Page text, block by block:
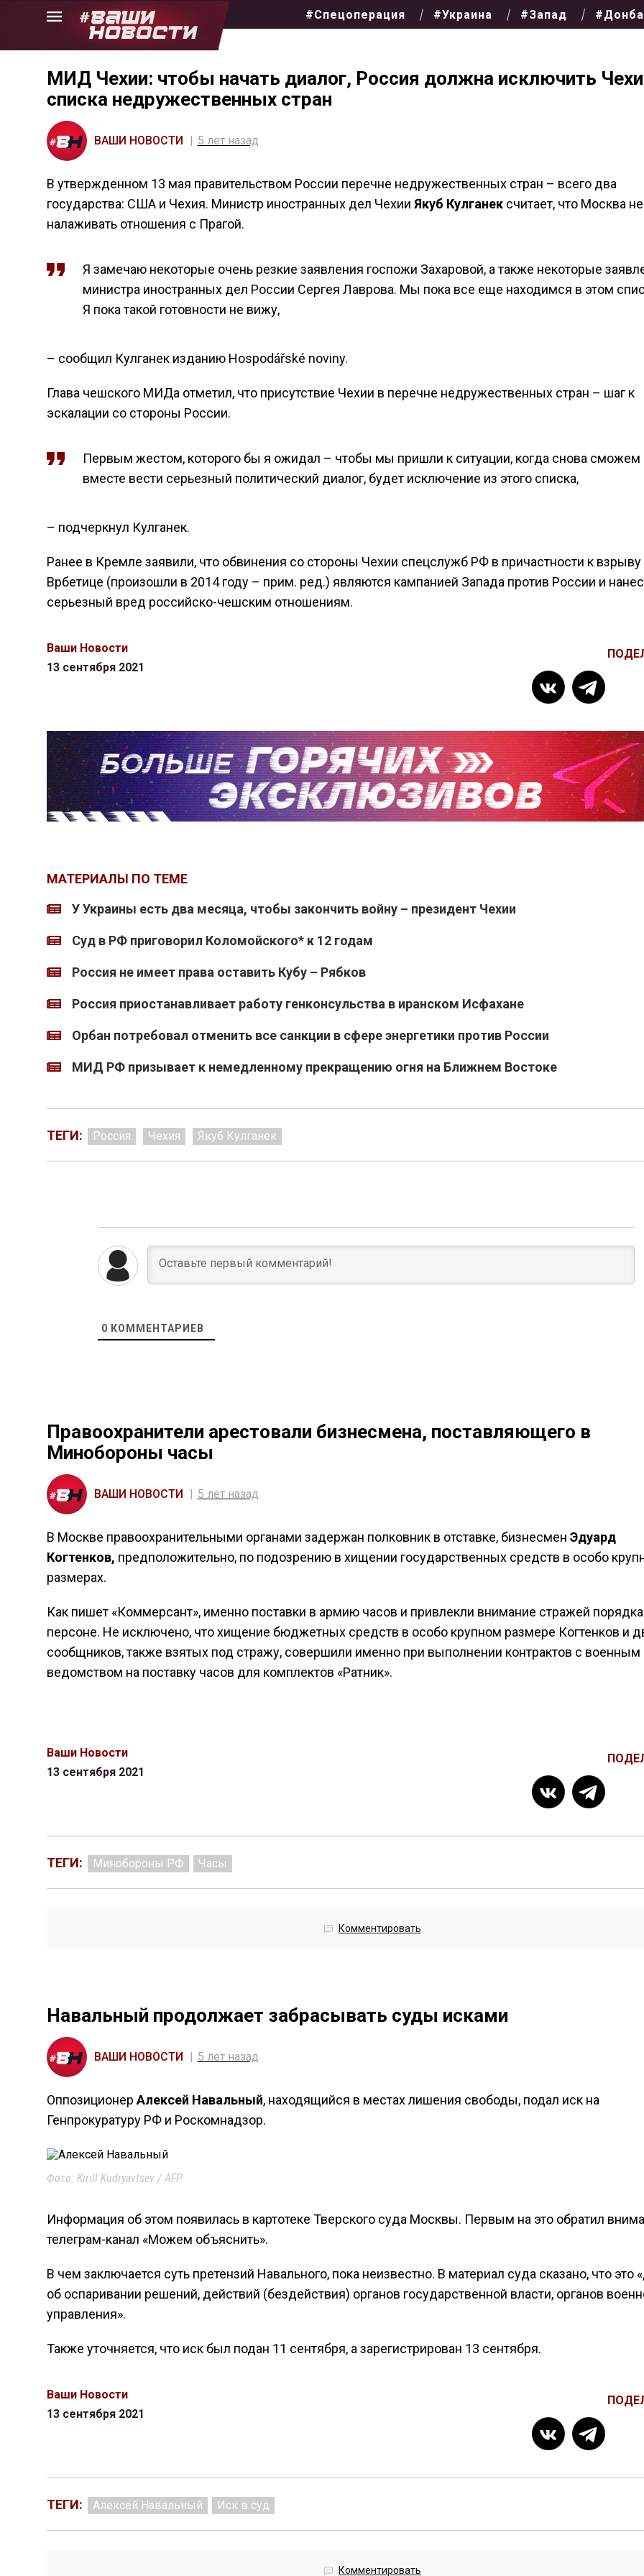
Skip
#Спецоперация #Украина #Запад
МИД Чехии: чтобы начать диалог, Россия должна исключить
списка недружественных стран
ВАШИ НОВОСТИ 5 лет назад
В утвержденном 13 мая правительством России перечне недружественных стран – всего два
государства: США и Чехия. Министр иностранных дел Чехии Якуб Кулганексчитает, что Москва не
налаживать отношения с Прагой.
Я замечаю некоторые очень резкие заявления госпожи Захаровой, а также некоторые
министра иностранных дел России Сергея Лаврова. Мы пока все еще находимся в этом
Я пока такой готовности не вижу,
– сообщил Кулганек изданию Hospodářské noviny.
Глава чешского МИДа отметил, что присутствие Чехии в перечне недружественных стран – шаг к
эскалации со стороны России.
Первым жестом, которого бы я ожидал – чтобы мы пришли к ситуации, когда снова сможем
вместе вести серьезный политический диалог, будет исключение из этого списка,
– подчеркнул Кулганек.
Ранее в Кремле заявили, что обвинения со стороны Чехии спецслужб РФ в причастности к взрыву
Врбетице (произошли в 2014 году – прим. ред.) являются кампанией Запада против России и
серьезный вред российско-чешским отношениям.
Ваши Новости
13 сентября 2021
МАТЕРИАЛЫ ПО ТЕМЕ
У Украины есть два месяца, чтобы закончить войну – президент Чехии
Суд в РФ приговорил Коломойского* к 12 годам
Россия не имеет права оставить Кубу – Рябков
Россия приостанавливает работу генконсульства в иранском Исфахане
Орбан потребовал отменить все санкции в сфере энергетики против России
МИД РФ призывает к немедленному прекращению огня на Ближнем Востоке
ТЕГИ: Россия Чехия Якуб Кулганек
0 КОММЕНТАРИЕВ
Правоохранители арестовали бизнесмена, поставляющего в
Минобороны часы
ВАШИ НОВОСТИ 5 лет назад
В Москве правоохранительными органами задержан полковник в отставке, бизнесмен Эдуард
Когтенков, предположительно, по подозрению в хищении государственных средств в особо
размерах.
Как пишет «Коммерсант», именно поставки в армию часов и привлекли внимание стражей порядка
персоне. Не исключено, что хищение бюджетных средств в особо крупном размере Когтенков и
сообщников, также взятых под стражу, совершили именно при выполнении контрактов с военным
ведомством на поставку часов для комплектов «Ратник».
Ваши Новости
13 сентября 2021
ТЕГИ: Минобороны РФ Часы
Комментировать
Навальный продолжает забрасывать суды исками
ВАШИ НОВОСТИ 5 лет назад
Оппозиционер Алексей Навальный, находящийся в местах лишения свободы, подал иск на
Генпрокуратуру РФ и Роскомнадзор.
Фото: Kirill Kudryavtsev / AFP
Информация об этом появилась в картотеке Тверского суда Москвы. Первым на это обратил
телеграм-канал «Можем объяснить».
В чем заключается суть претензий Навального, пока неизвестно. В материал суда сказано, что это
об оспаривании решений, действий (бездействия) органов государственной власти, органов
управления».
Также уточняется, что иск был подан 11 сентября, а зарегистрирован 13 сентября.
Ваши Новости
13 сентября 2021
ТЕГИ: Алексей Навальный Иск в суд
Комментировать